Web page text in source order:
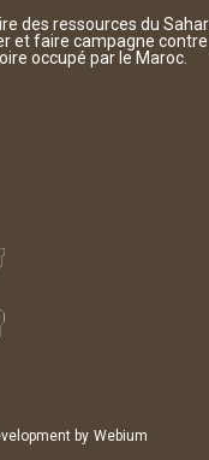
des ressources du
et faire campagne contre
occupé par le Maroc.
by Webium